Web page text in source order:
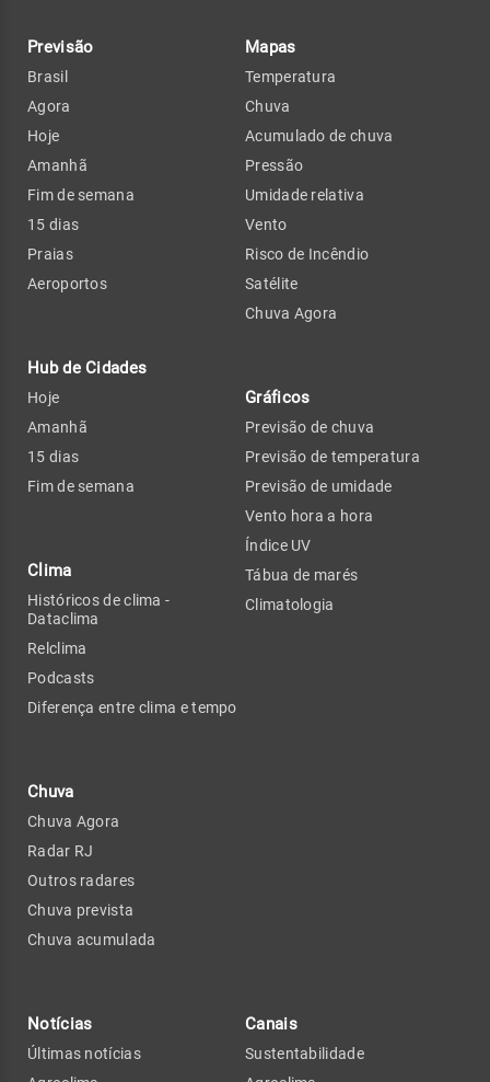
Previsão
Brasil
Agora
Hoje
Amanhã
Fim de semana
15 dias
Praias
Aeroportos
Hub de Cidades
Hoje
Amanhã
15 dias
Fim de semana
Clima
Históricos de clima -
Dataclima
Relclima
Podcasts
Diferença entre clima e tempo
Chuva
Chuva Agora
Radar RJ
Outros radares
Chuva prevista
Chuva acumulada
Mapas
Temperatura
Chuva
Acumulado de chuva
Pressão
Umidade relativa
Vento
Risco de Incêndio
Satélite
Chuva Agora
Gráficos
Previsão de chuva
Previsão de temperatura
Previsão de umidade
Vento hora a hora
Índice UV
Tábua de marés
Climatologia
Notícias
Últimas notícias
Canais
Sustentabilidade